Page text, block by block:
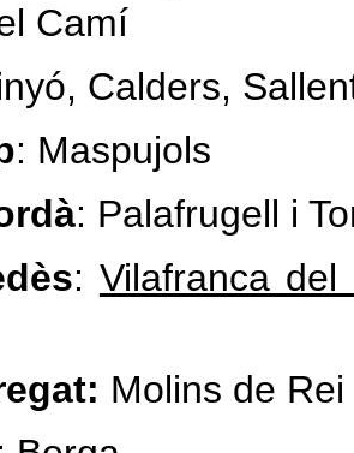
Camí
Calders,
: Maspujols
: Palafrugell i
: Vilafranca del
Molins de